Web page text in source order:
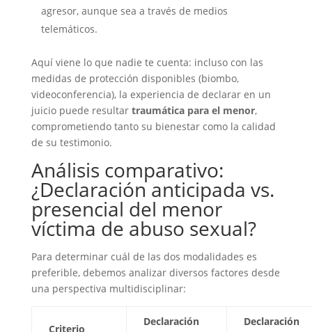
agresor, aunque sea a través de medios
telemáticos.
Aquí viene lo que nadie te cuenta: incluso con las
medidas de protección disponibles (biombo,
videoconferencia), la experiencia de declarar en un
juicio puede resultar traumática para el menor,
comprometiendo tanto su bienestar como la calidad
de su testimonio.
Análisis comparativo:
¿Declaración anticipada vs.
presencial del menor
víctima de abuso sexual?
Para determinar cuál de las dos modalidades es
preferible, debemos analizar diversos factores desde
una perspectiva multidisciplinar:
Criterio
Declaración
Declaración